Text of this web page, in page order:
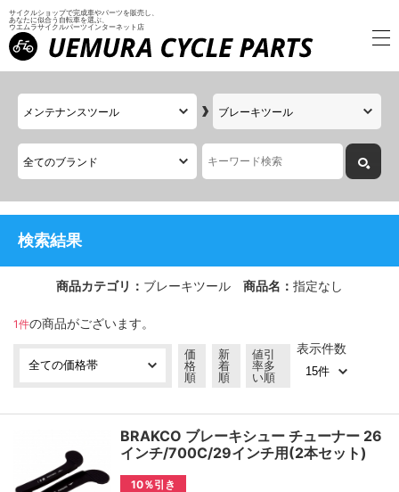
サイクルショップで完成車やパーツを販売し、
あなたに似合う自転車を選ぶ、
ウエムラサイクルパーツインターネット店
検索結果
商品カテゴリ： ブレーキツール 商品名： 指定なし
1件の商品がございます。
価
格
順
新
着
順
値引
率多
い順
表示件数
BRAKCO ブレーキシュー チューナー 26
インチ/700C/29インチ用(2本セット)
10％引き